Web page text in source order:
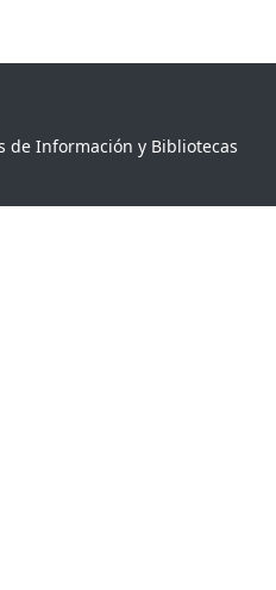
de Información y Bibliotecas